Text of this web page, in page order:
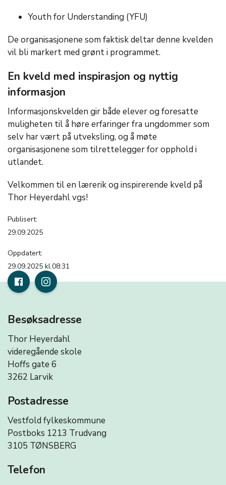
Youth for Understanding (YFU)
De organisasjonene som faktisk deltar denne kvelden
vil bli markert med grønt i programmet.
En kveld med inspirasjon og nyttig
informasjon
Informasjonskvelden gir både elever og foresatte
muligheten til å høre erfaringer fra ungdommer som
selv har vært på utveksling, og å møte
organisasjonene som tilrettelegger for opphold i
utlandet.
Velkommen til en lærerik og inspirerende kveld på
Thor Heyerdahl vgs!
Publisert:
29.09.2025
Oppdatert:
29.09.2025 kl.08:31
Besøksadresse
Thor Heyerdahl
videregående skole
Hoffs gate 6
3262 Larvik
Postadresse
Vestfold fylkeskommune
Postboks 1213 Trudvang
3105 TØNSBERG
Telefon